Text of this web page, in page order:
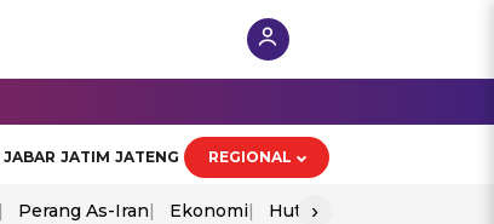
JABAR JATIM JATENG REGIONAL
Perang As-Iran Ekonomi Hut Ri
›